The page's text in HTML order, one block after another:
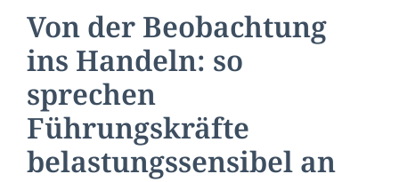
Von der Beobachtung
ins Handeln: so
sprechen
Führungskräfte
belastungssensibel an